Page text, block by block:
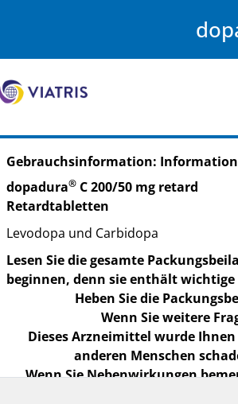
Gebrauchsinformation:
dopadura® C 200/50 mg retard
Retardtabletten
Levodopa und Carbidopa
Lesen Sie die gesamte
beginnen, denn sie enthält
Heben Sie die
Wenn Sie weitere
Dieses Arzneimittel wurde
anderen Menschen
Wenn Sie Nebenwirkungen
Nebenwirkungen, die